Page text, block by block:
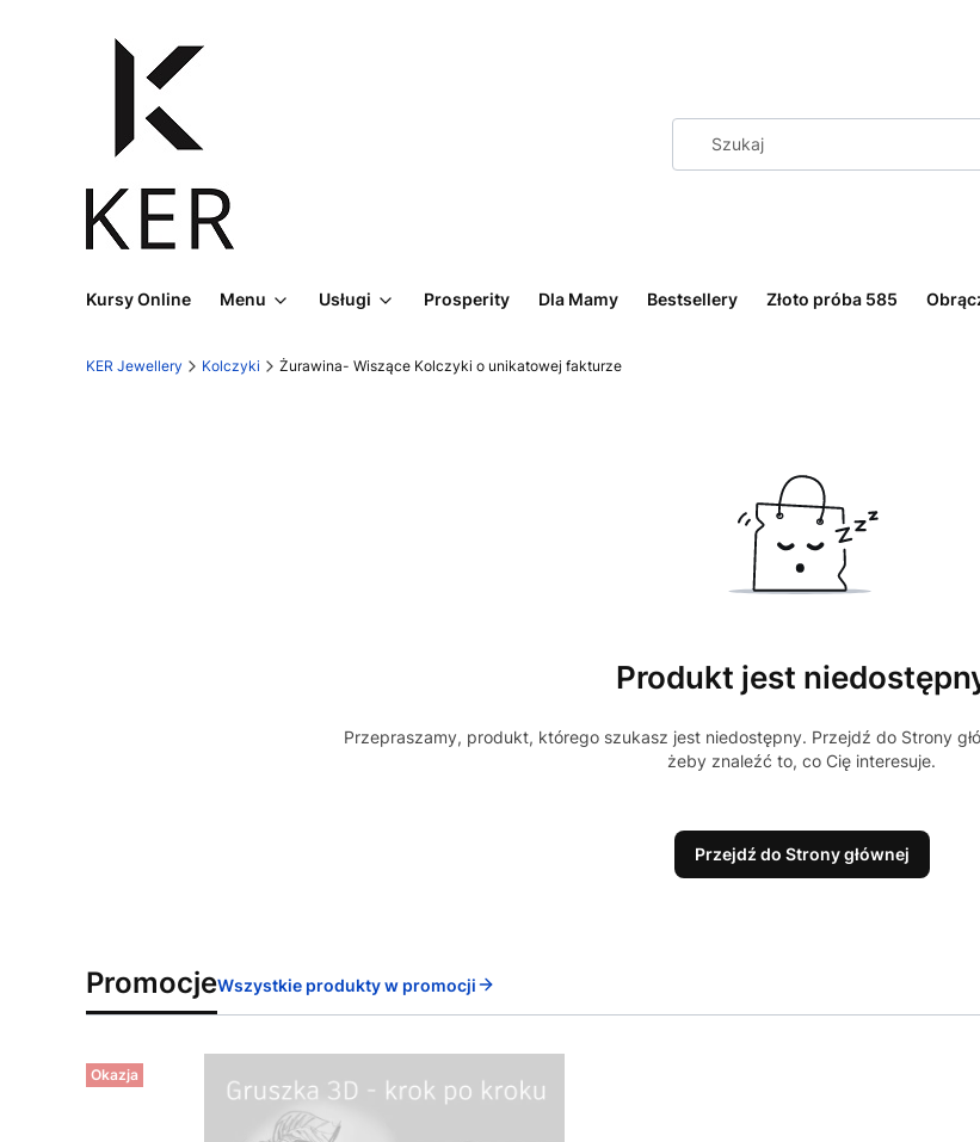
Kursy Online Menu Usługi Prosperity Dla Mamy Bestsellery Złoto próba 585
KER Jewellery Kolczyki Żurawina- Wiszące Kolczyki o unikatowej fakturze
Produkt jest
Przepraszamy, produkt, którego szukasz jest niedostępny. Przejdź do Strony
żeby znaleźć to, co Cię interesuje.
Przejdź do Strony głównej
PromocjeWszystkie produkty w promocji
Okazja